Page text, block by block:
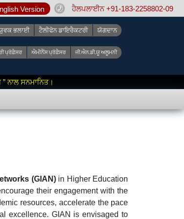
Version ਹੈਲਪਲਾਈਨ +91-183-2258802-09
ਭਲਾਈ ਟੈਲੀਫੋਨ ਡਾਇਰੈਕਟਰੀ ਯੋਗਦਾਨ
ਪ੍ਰੋਫ਼ੈਸਰ ਐਮੀਨੈਂਸ ਪ੍ਰੋਫ਼ੈਸਰ ਜੀ.ਐਨ.ਡੀ.ਯੂ ਅਲੂਮਨੀ
ਨਾਲ ਸਨਮਾਨਿਤ।
(GIAN)in Higher Education
their engagement with the
resources, accelerate the pace
excellence. GIAN is envisaged to